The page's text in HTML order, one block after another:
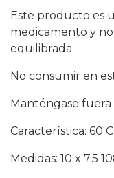
Este producto es
medicamento y
equilibrada.
No consumir en
Manténgase fuera
Característica: 60
Medidas: 10 x 7.5